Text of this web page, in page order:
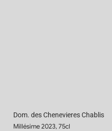
Dom. des Chenevieres Chablis
Millésime 2023, 75cl